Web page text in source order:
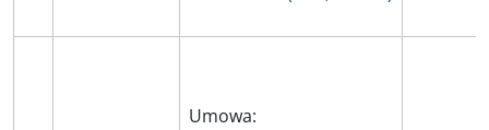
Umowa: